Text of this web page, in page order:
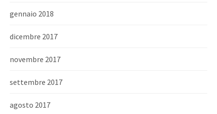
gennaio 2018
dicembre 2017
novembre 2017
settembre 2017
agosto 2017